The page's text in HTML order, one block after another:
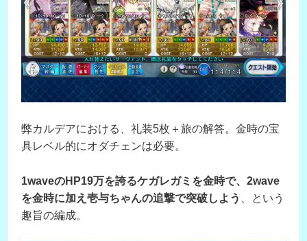
弊カルデアにおける、礼装5枚＋旅の解答。金時の宝
具レベル的にオダチェンは必要。
1waveのHP19万を誇るケガレガミを金時で、2wave
を金時に加え壱与ちゃんの追撃で突破しよう
、という
趣旨の編成。